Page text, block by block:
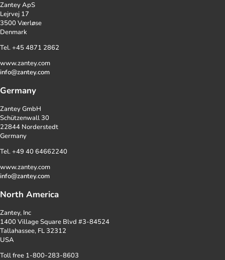
Zantey ApS
Lejrvej 17
3500 Værløse
Denmark
Tel. +45 4871 2862
www.zantey.com
info@zantey.com
Germany
Zantey GmbH
Schützenwall 30
22844 Norderstedt
Germany
Tel. +49 40 64662240
www.zantey.com
info@zantey.com
North America
Zantey, Inc
1400 Village Square Blvd #3-84524
Tallahassee, FL 32312
USA
Toll free 1-800-283-8603